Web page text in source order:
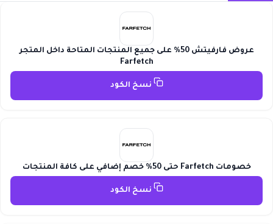
عروض فارفيتش 50% على جميع المنتجات المتاحة داخل المتجر
Farfetch
نسخ الكود
خصومات Farfetch حتى 50% خصم إضافي على كافة المنتجات
نسخ الكود